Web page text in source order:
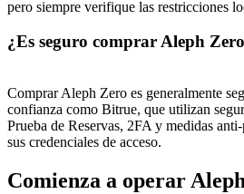
pero siempre verifique las restricciones
¿Es seguro comprar Aleph
Comprar Aleph Zero es generalmente
confianza como Bitrue, que utilizan
Prueba de Reservas, 2FA y medidas
sus credenciales de acceso.
Comienza a operar